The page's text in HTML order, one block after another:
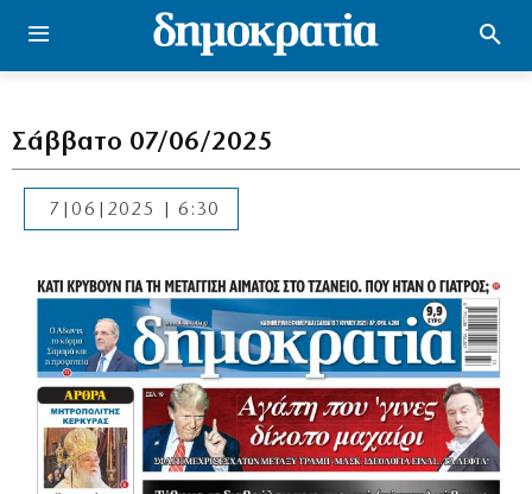
Σάββατο 07/06/2025
7|06|2025 | 6:30